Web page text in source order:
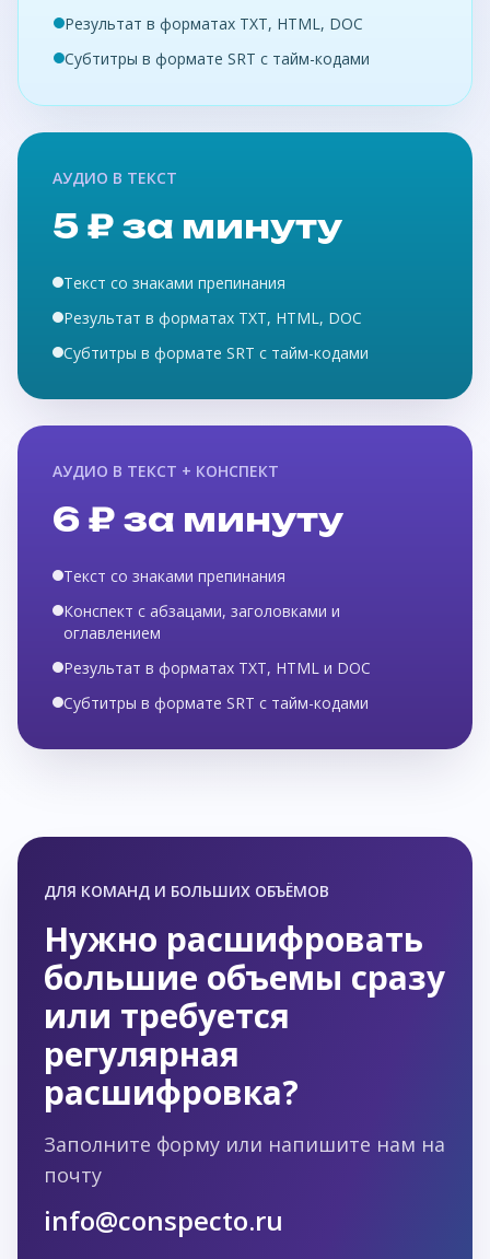
Результат в форматах TXT, HTML, DOC
Субтитры в формате SRT с тайм-кодами
АУДИО В ТЕКСТ
5 ₽ за минуту
Текст со знаками препинания
Результат в форматах TXT, HTML, DOC
Субтитры в формате SRT с тайм-кодами
АУДИО В ТЕКСТ + КОНСПЕКТ
6 ₽ за минуту
Текст со знаками препинания
Конспект с абзацами, заголовками и
оглавлением
Результат в форматах TXT, HTML и DOC
Субтитры в формате SRT с тайм-кодами
ДЛЯ КОМАНД И БОЛЬШИХ ОБЪЁМОВ
Нужно расшифровать
большие объемы сразу
или требуется
регулярная
расшифровка?
Заполните форму или напишите нам на
почту
info@conspecto.ru